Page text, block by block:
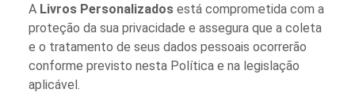
A Livros Personalizadosestá comprometida com a
proteção da sua privacidade e assegura que a coleta
e o tratamento de seus dados pessoais ocorrerão
conforme previsto nesta Política e na legislação
aplicável.